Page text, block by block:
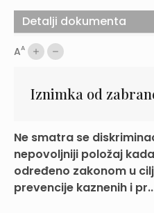
AA
Iznimka od
Ne smatra se
nepovoljniji položaj
određeno zakonom u
prevencije kaznenih i
Detalji dokumenta